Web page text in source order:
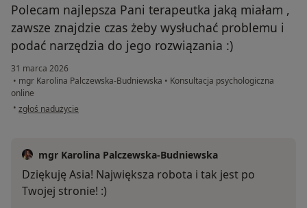
Polecam najlepsza Pani terapeutka jaką miałam ,
zawsze znajdzie czas żeby wysłuchać problemu i
podać narzędzia do jego rozwiązania :)
31 marca 2026
• mgr Karolina Palczewska-Budniewska • Konsultacja psychologiczna
online
• w opinii użytkownika Asia
zgłoś nadużycie
mgr Karolina Palczewska-Budniewska
Dziękuję Asia! Największa robota i tak jest po
Twojej stronie! :)